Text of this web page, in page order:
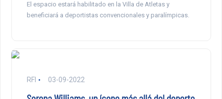
El espacio estará habilitado en la Villa de Atletas y
beneficiará a deportistas convencionales y paralímpicas.
RFI 03-09-2022